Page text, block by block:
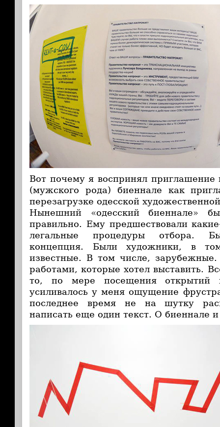
Вот почему я воспринял приглашение
(мужского рода) биеннале как
перезагрузке одесской
Нынешний «одесский биеннале»
правильно. Ему предшествовали
легальные процедуры отбора.
концепция. Были художники, в
известные. В том числе,
работами, которые хотел выставить.
то, по мере посещения открытий
усиливалось у меня ощущение
последнее время не на шутку
написать еще один текст. О биеннале и